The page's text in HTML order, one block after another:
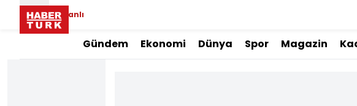
Canlı
Gündem Ekonomi Dünya Spor Magazin